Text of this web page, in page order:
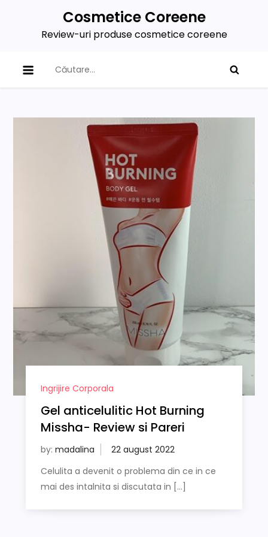
Cosmetice Coreene
Review-uri produse cosmetice coreene
după:
Ingrijire Corporala
Gel anticelulitic Hot Burning
Missha- Review si Pareri
by: madalina
Celulita a devenit o problema din ce in ce
mai des intalnita si discutata in […]